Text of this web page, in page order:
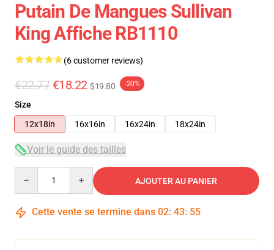
Putain De Mangues Sullivan
King Affiche RB1110
(6 customer reviews)
€22.77 €18.22 $19.80 -20%
Size
12x18in
16x16in 16x24in 18x24in
Voir le guide des tailles
AJOUTER AU PANIER
Cette vente se termine dans 02: 43: 54